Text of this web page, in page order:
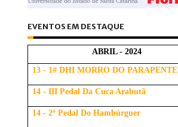
EVENTOS EM DESTAQUE
ABRIL - 2024
13 - 1# DHI MORRO DO PARAPENTE
14 - III Pedal Da Cuca Arabutã
14 - 2º Pedal Do Hambúrguer